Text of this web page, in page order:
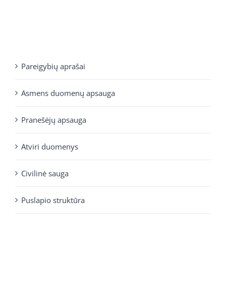
Pareigybių aprašai
Asmens duomenų apsauga
Pranešėjų apsauga
Atviri duomenys
Civilinė sauga
Puslapio struktūra